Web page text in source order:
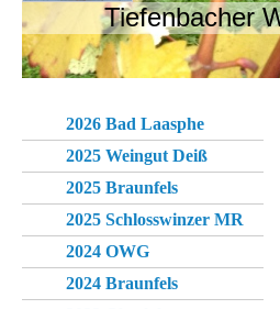
Tiefenbacher
2026 Bad Laasphe
2025 Weingut Deiß
2025 Braunfels
2025 Schlosswinzer MR
2024 OWG
2024 Braunfels